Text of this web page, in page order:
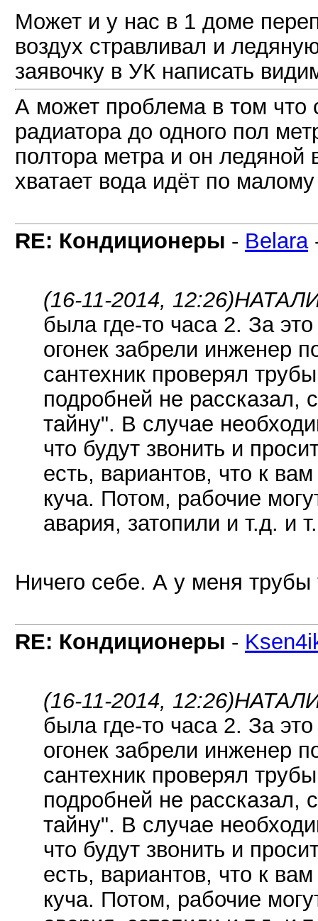
Может и у нас в 1 доме
воздух стравливал и
заявочку в УК написать
А может проблема в том что
радиатора до одного пол
полтора метра и он ледяной
хватает вода идёт по малому
RE: Кондиционеры - Belara
(16-11-2014, 12:26)
была где-то часа 2. За
огонек забрели инженер
сантехник проверял
подробней не рассказал,
тайну". В случае
что будут звонить и
есть, вариантов, что к
куча. Потом, рабочие
авария, затопили и т.д. и
Ничего себе. А у меня
RE: Кондиционеры -
(16-11-2014, 12:26)
была где-то часа 2. За
огонек забрели инженер
сантехник проверял
подробней не рассказал,
тайну". В случае
что будут звонить и
есть, вариантов, что к
куча. Потом, рабочие